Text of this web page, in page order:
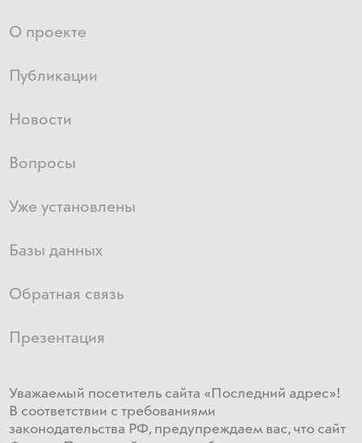
О проекте
Публикации
Новости
Вопросы
Уже установлены
Базы данных
Обратная связь
Презентация
Уважаемый посетитель сайта «Последний адрес»!
В соответствии с требованиями
законодательства РФ, предупреждаем вас, что сайт